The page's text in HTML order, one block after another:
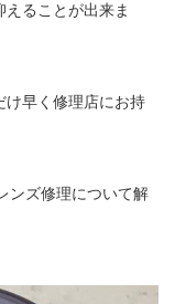
ることが出来ま
け早く修理店にお持
ンズ修理について解